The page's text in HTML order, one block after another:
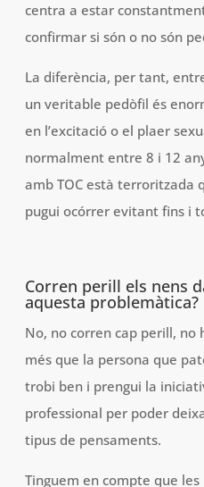
centra a estar
confirmar si són o no són
La diferència, per tant,
un veritable pedòfil és
en l’excitació o el plaer
normalment entre 8 i 12
amb TOC està terroritzada
pugui ocórrer evitant fins i
Corren perill els nens
aquesta problemàtica?
No, no corren cap perill, no
més que la persona que
trobi ben i prengui la
professional per poder
tipus de pensaments.
Tinguem en compte que